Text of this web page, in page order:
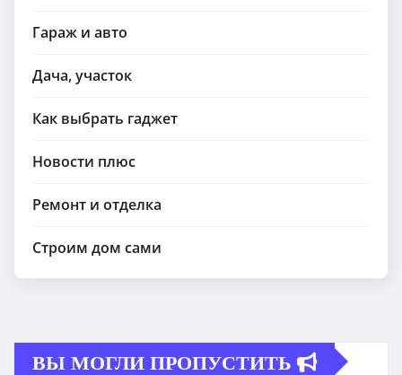
Гараж и авто
Дача, участок
Как выбрать гаджет
Новости плюс
Ремонт и отделка
Строим дом сами
ВЫ МОГЛИ ПРОПУСТИТЬ